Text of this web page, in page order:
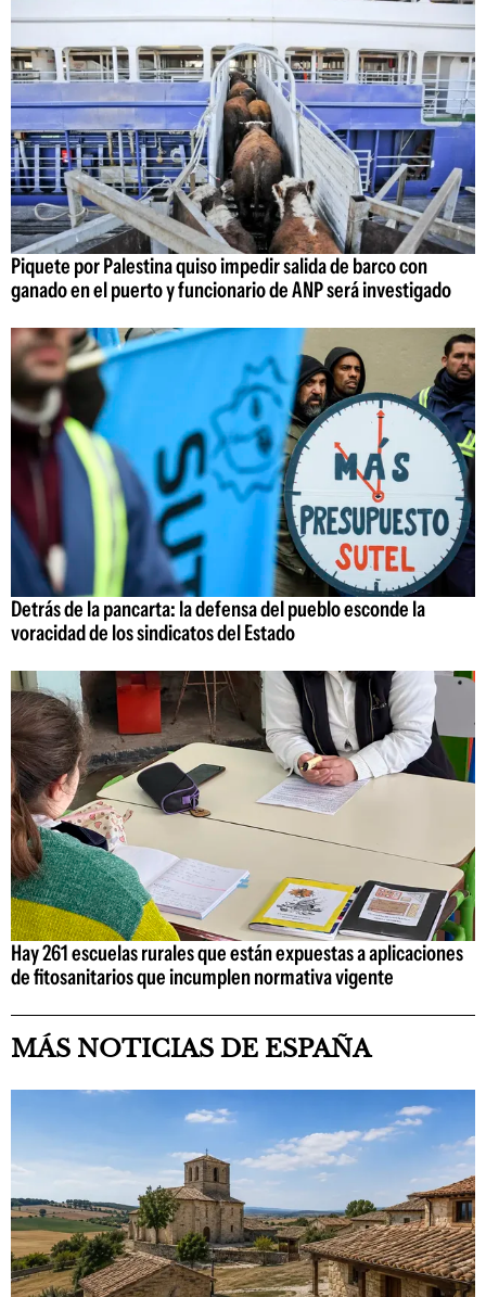
Piquete por Palestina quiso impedir salida de barco con
ganado en el puerto y funcionario de ANP será investigado
Detrás de la pancarta: la defensa del pueblo esconde la
voracidad de los sindicatos del Estado
Hay 261 escuelas rurales que están expuestas a aplicaciones
de fitosanitarios que incumplen normativa vigente
MÁS NOTICIAS DE ESPAÑA